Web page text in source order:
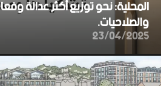
المحلية: نحو توزيع أكثر عدالة
والصلاحيات.
23/04/2025